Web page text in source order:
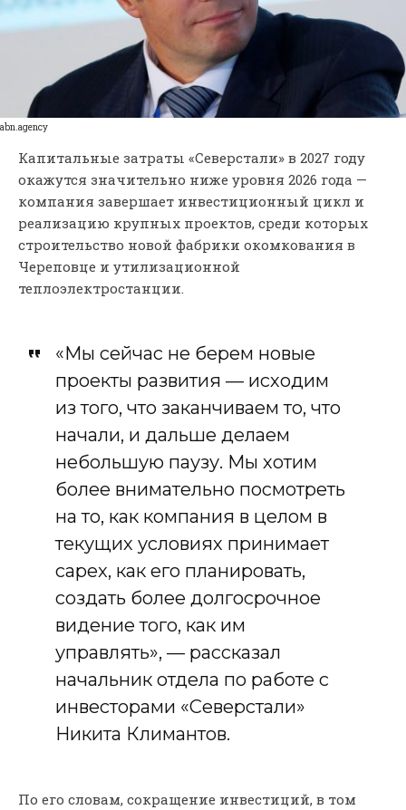
abn.agency
Капитальные затраты «Северстали» в 2027 году
окажутся значительно ниже уровня 2026 года —
компания завершает инвестиционный цикл и
реализацию крупных проектов, среди которых
строительство новой фабрики окомкования в
Череповце и утилизационной
теплоэлектростанции.
«Мы сейчас не берем новые
проекты развития — исходим
из того, что заканчиваем то, что
начали, и дальше делаем
небольшую паузу. Мы хотим
более внимательно посмотреть
на то, как компания в целом в
текущих условиях принимает
capex, как его планировать,
создать более долгосрочное
видение того, как им
управлять», — рассказал
начальник отдела по работе с
инвесторами «Северстали»
Никита Климантов.
По его словам, сокращение инвестиций, в том